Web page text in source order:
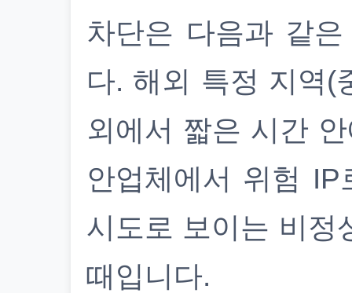
차단은 다음과 같
다. 해외 특정 지역(
외에서 짧은 시간
안업체에서 위험
시도로 보이는 비정
때입니다.